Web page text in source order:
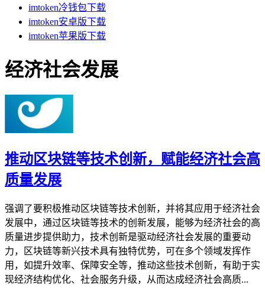
imtoken冷钱包下载
imtoken安卓版下载
imtoken苹果版下载
经济社会发展
推动区块链等技术创新，赋能经济社会高
质量发展
强调了要积极推动区块链等技术创新，并将其应用于经济社会
发展中，通过区块链等技术的创新发展，能够为经济社会的高
质量进步提供助力，技术创新是驱动经济社会发展的重要动
力，区块链等新兴技术具有独特优势，可在多个领域发挥作
用，如提升效率、保障安全等，推动这些技术创新，有助于实
现经济结构优化、社会服务升级，从而达成经济社会高质...